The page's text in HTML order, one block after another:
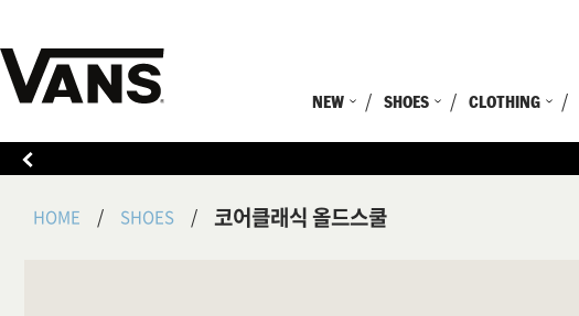
NEW SHOES CLOTHING
HOME SHOES 코어클래식 올드스쿨